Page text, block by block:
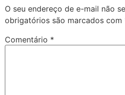
O seu endereço de e-mail não
obrigatórios são marcados com
Comentário *